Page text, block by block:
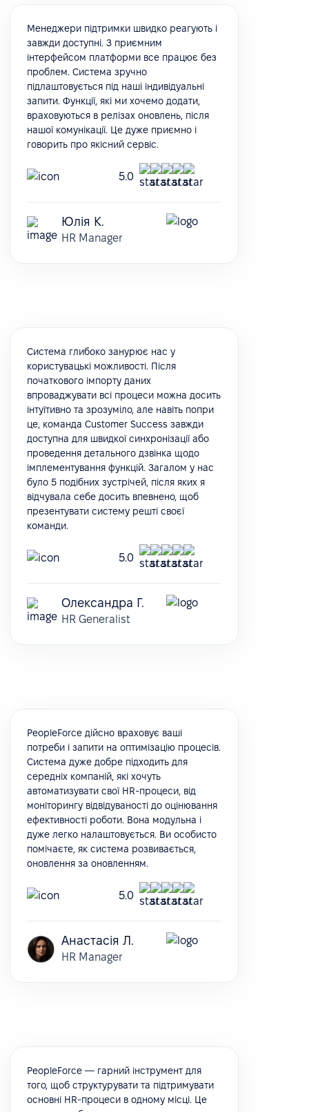
Менеджери підтримки швидко реагують і
завжди доступні. З приємним
інтерфейсом платформи все працює без
проблем. Система зручно
підлаштовується під наші індивідуальні
запити. Функції, які ми хочемо додати,
враховуються в релізах оновлень, після
нашої комунікації. Це дуже приємно і
говорить про якісний сервіс.
5.0
Юлія К.
HR Manager
Система глибоко занурює нас у
користувацькі можливості. Після
початкового імпорту даних
впроваджувати всі процеси можна досить
інтуїтивно та зрозуміло, але навіть попри
це, команда Customer Success завжди
доступна для швидкої синхронізації або
проведення детального дзвінка щодо
імплементування функцій. Загалом у нас
було 5 подібних зустрічей, після яких я
відчувала себе досить впевнено, щоб
презентувати систему решті своєї
команди.
5.0
Олександра Г.
HR Generalist
PeopleForce дійсно враховує ваші
потреби і запити на оптимізацію процесів.
Система дуже добре підходить для
середніх компаній, які хочуть
автоматизувати свої HR-процеси, від
моніторингу відвідуваності до оцінювання
ефективності роботи. Вона модульна і
дуже легко налаштовується. Ви особисто
помічаєте, як система розвивається,
оновлення за оновленням.
5.0
Анастасія Л.
HR Manager
PeopleForce — гарний інструмент для
того, щоб структурувати та підтримувати
основні HR-процеси в одному місці. Це